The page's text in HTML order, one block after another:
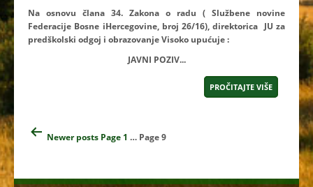
Na osnovu člana 34. Zakona o radu ( Službene novine
Federacije Bosne iHercegovine, broj 26/16), direktorica JU za
predškolski odgoj i obrazovanje Visoko upućuje :
JAVNI POZIV...
PROČITAJTE VIŠE
Navigacija
Newerposts Page 1 … Page 9